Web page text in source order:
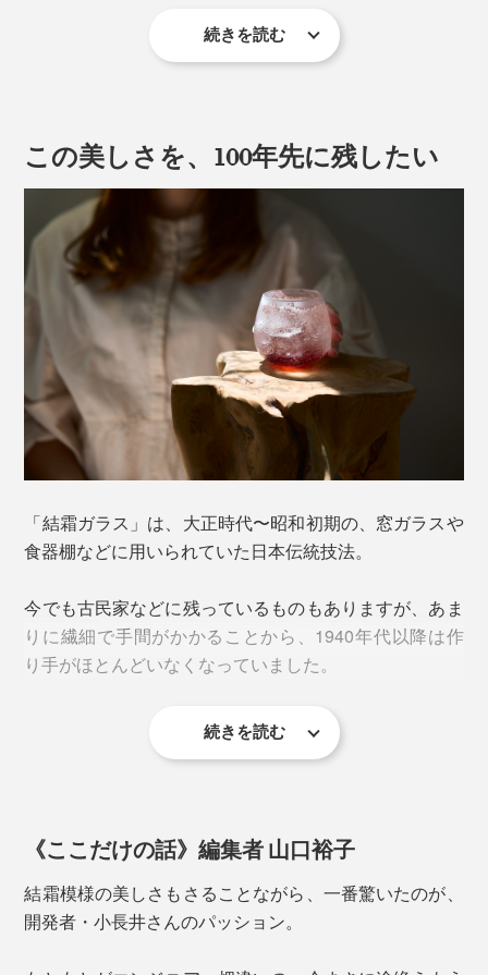
脚つきの「祥」は、容量180ml。ワインやスパークリン
グはもちろん、日本酒にも似合いそう。ハレの日の祝杯
も、日々のささやかな乾杯も、特別な時間に。
アイスクリームやフルーツを盛り付ければ、おしゃれな
パフェの完成です。
＜縁＞
ない毎日の飲み物が、古民家カフェの趣に。
＜結＞
ガラスの表面に、筆で「膠（にかわ）」を塗り、約40時
「膠」とは、牛などの皮・骨などから作られる接着剤。
その膠がゆっくりと収縮する力でガラスの表面がはじ
け、まるで霜が降りる瞬間を閉じ込めたような模様にな
るという仕組みです。
窓ガラスについた霜の結晶
下の写真は、グラスに塗られた「膠」が乾燥して、はが
れかけた状態。皮のようにペリペリと取り除くと、模様
だけがガラス表面に残ります。
続きを読む
この美しさを、100年先に残したい
「結霜ガラス」は、大正時代〜昭和初期の、窓ガラスや
食器棚などに用いられていた日本伝統技法。
今でも古民家などに残っているものもありますが、あま
りに繊細で手間がかかることから、1940年代以降は作
り手がほとんどいなくなっていました。
そんな「結霜ガラス」を甦らせたのが、MONOCOでロ
続きを読む
《ここだけの話》編集者 山口裕子
結霜模様の美しさもさることながら、一番驚いたのが、
開発者・小長井さんのパッション。